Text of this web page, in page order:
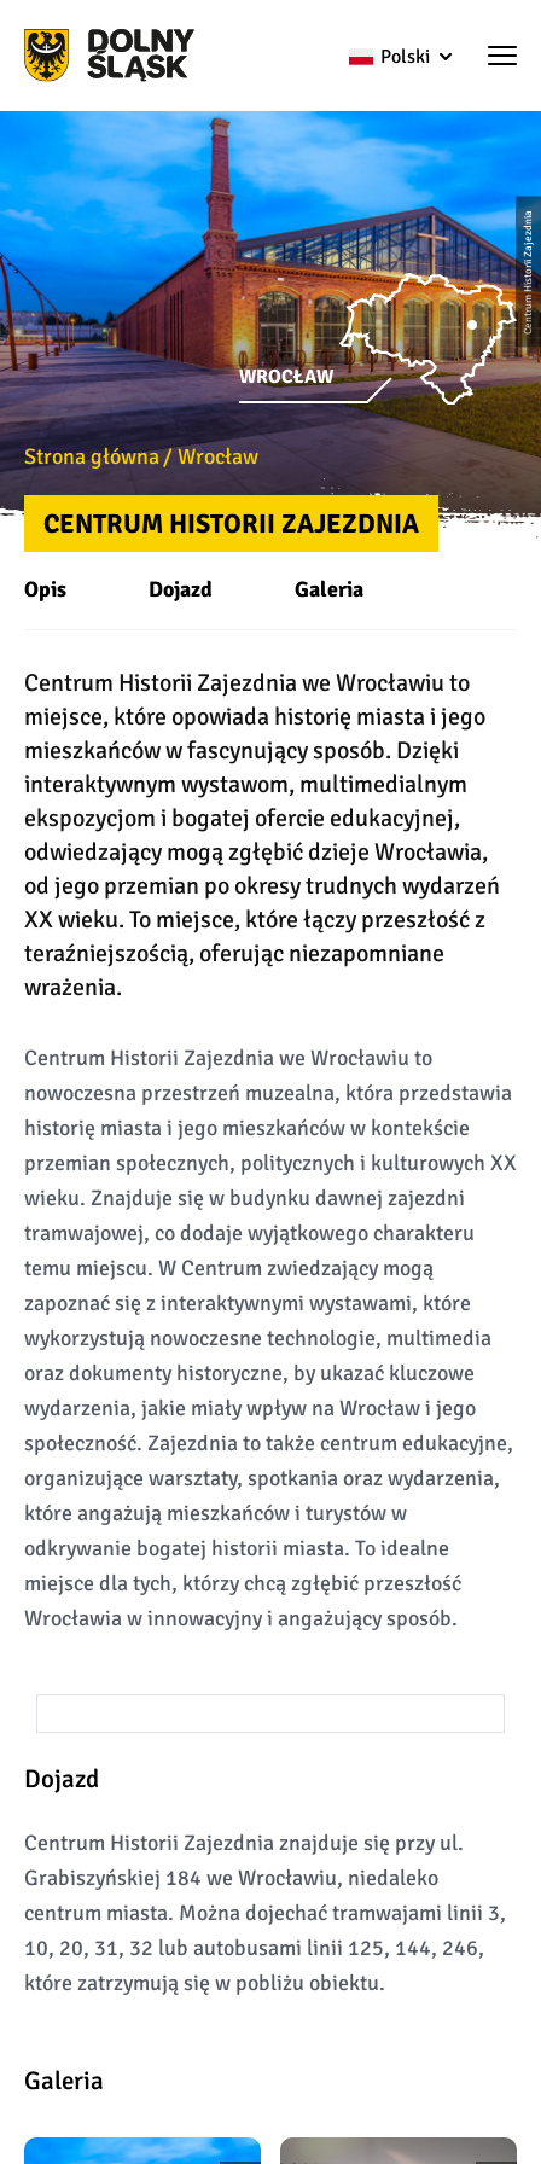
Polski
Centrum Historii Zajezdnia
Strona główna Wrocław
CENTRUM HISTORII ZAJEZDNIA
WROCŁAW
Opis Dojazd Galeria
Centrum Historii Zajezdnia we Wrocławiu to
miejsce, które opowiada historię miasta i jego
mieszkańców w fascynujący sposób. Dzięki
interaktywnym wystawom, multimedialnym
ekspozycjom i bogatej ofercie edukacyjnej,
odwiedzający mogą zgłębić dzieje Wrocławia,
od jego przemian po okresy trudnych wydarzeń
XX wieku. To miejsce, które łączy przeszłość z
teraźniejszością, oferując niezapomniane
wrażenia.
Centrum Historii Zajezdnia we Wrocławiu to
nowoczesna przestrzeń muzealna, która przedstawia
historię miasta i jego mieszkańców w kontekście
przemian społecznych, politycznych i kulturowych XX
wieku. Znajduje się w budynku dawnej zajezdni
tramwajowej, co dodaje wyjątkowego charakteru
temu miejscu. W Centrum zwiedzający mogą
zapoznać się z interaktywnymi wystawami, które
wykorzystują nowoczesne technologie, multimedia
oraz dokumenty historyczne, by ukazać kluczowe
wydarzenia, jakie miały wpływ na Wrocław i jego
społeczność. Zajezdnia to także centrum edukacyjne,
organizujące warsztaty, spotkania oraz wydarzenia,
które angażują mieszkańców i turystów w
odkrywanie bogatej historii miasta. To idealne
miejsce dla tych, którzy chcą zgłębić przeszłość
Wrocławia w innowacyjny i angażujący sposób.
Dojazd
Centrum Historii Zajezdnia znajduje się przy ul.
Grabiszyńskiej 184 we Wrocławiu, niedaleko
centrum miasta. Można dojechać tramwajami linii 3,
10, 20, 31, 32 lub autobusami linii 125, 144, 246,
które zatrzymują się w pobliżu obiektu.
Galeria